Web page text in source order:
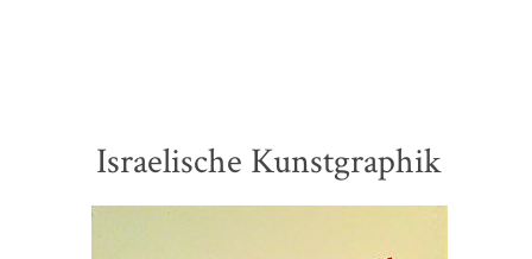
Israelische Kunstgraphik